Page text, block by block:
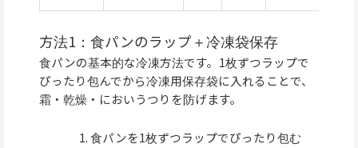
方法1：食パンのラップ＋冷凍袋保存
食パンの基本的な冷凍方法です。1枚ずつラップで
ぴったり包んでから冷凍用保存袋に入れることで、
霜・乾燥・においうつりを防げます。
食パンを1枚ずつラップでぴったり包む